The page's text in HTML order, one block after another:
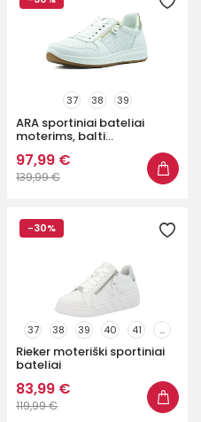
37 38 39
ARA sportiniai bateliai
moterims, balti...
97,99 €
139,99 €
-30%
37 38 39 40 41 ...
Rieker moteriški sportiniai
bateliai
83,99 €
119,99 €